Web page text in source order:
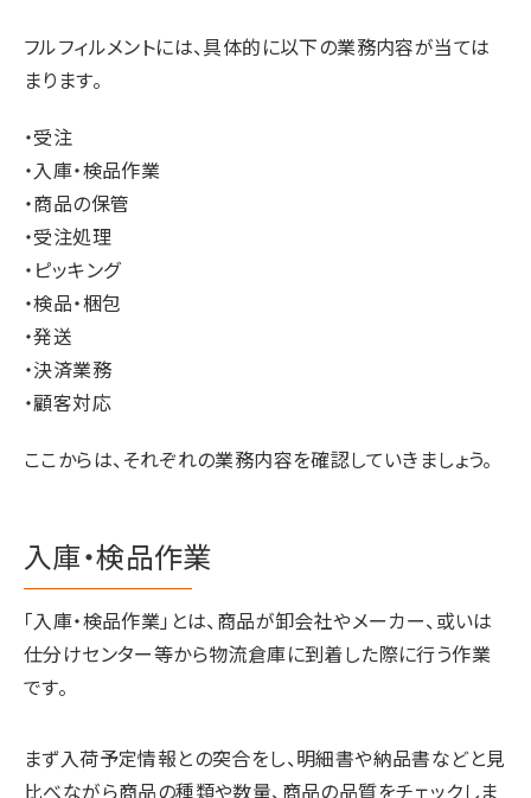
フルフィルメントには、具体的に以下の業務内容が当ては
まります。
・受注
・入庫・検品作業
・商品の保管
・受注処理
・ピッキング
・検品・梱包
・発送
・決済業務
・顧客対応
ここからは、それぞれの業務内容を確認していきましょう。
入庫・検品作業
「入庫・検品作業」とは、商品が卸会社やメーカー、或いは
仕分けセンター等から物流倉庫に到着した際に行う作業
です。
まず入荷予定情報との突合をし、明細書や納品書などと見
比べながら商品の種類や数量、商品の品質をチェックしま